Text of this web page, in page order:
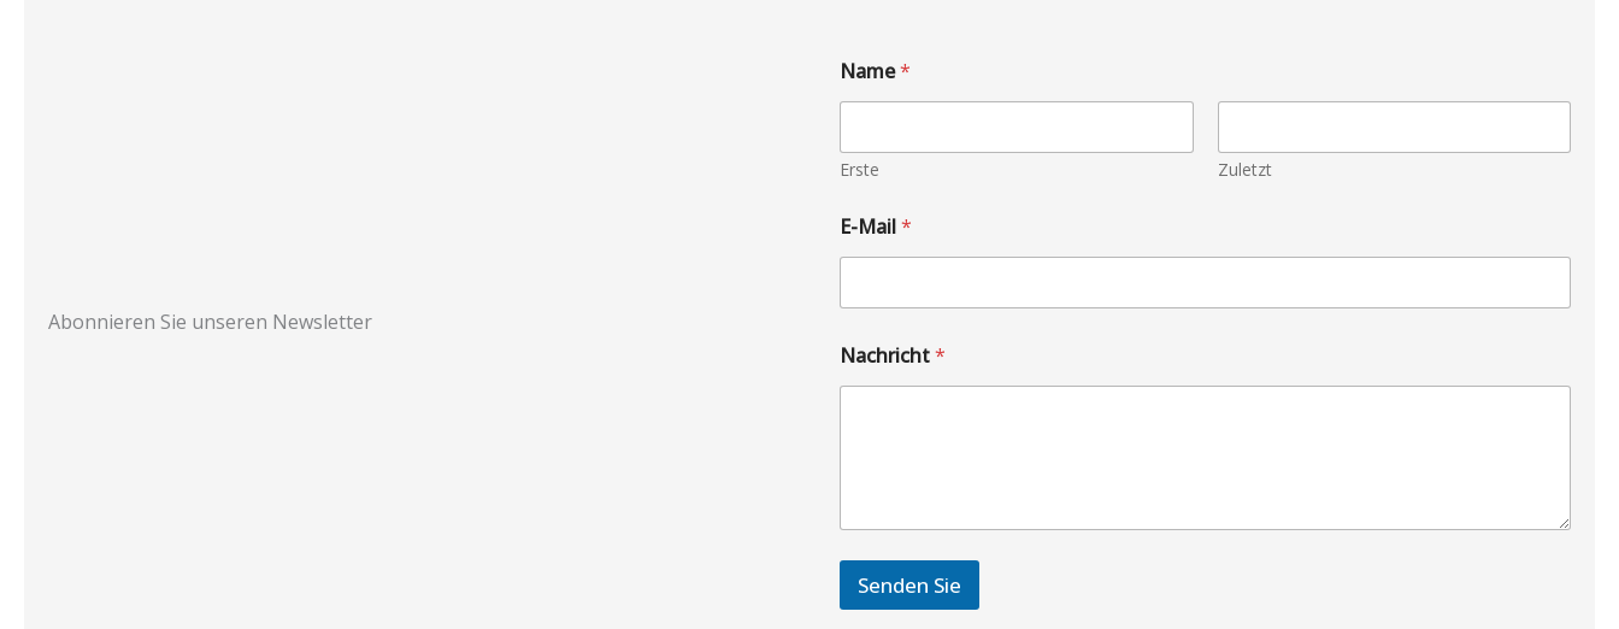
Abonnieren Sie unseren Newsletter
Name*
Erste Zuletzt
E-Mail*
Nachricht*
Senden Sie